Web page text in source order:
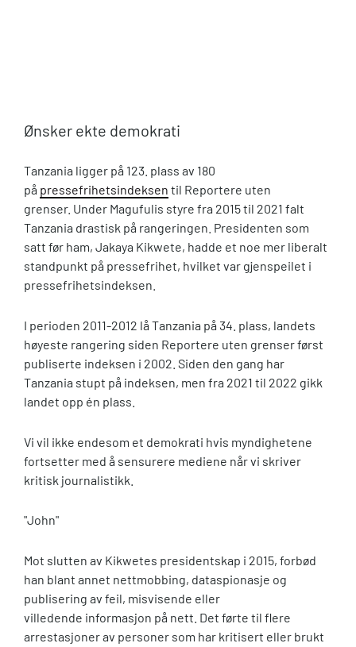
Ønsker ekte demokrati
Tanzania ligger på 123. plass av 180
på pressefrihetsindeksen til Reportere uten
grenser. Under Magufulis styre fra 2015 til 2021 falt
Tanzania drastisk på rangeringen. Presidenten som
satt før ham, Jakaya Kikwete, hadde et noe mer liberalt
standpunkt på pressefrihet, hvilket var gjenspeilet i
pressefrihetsindeksen.
I perioden 2011-2012 lå Tanzania på 34. plass, landets
høyeste rangering siden Reportere uten grenser først
publiserte indeksen i 2002. Siden den gang har
Tanzania stupt på indeksen, men fra 2021 til 2022 gikk
landet opp én plass.
Vi vil ikke endesom et demokrati hvis myndighetene
fortsetter med å sensurere mediene når vi skriver
kritisk journalistikk.
"John"
Mot slutten av Kikwetes presidentskap i 2015, forbød
han blant annet nettmobbing, dataspionasje og
publisering av feil, misvisende eller
villedende informasjon på nett. Det førte til flere
arrestasjoner av personer som har kritisert eller brukt